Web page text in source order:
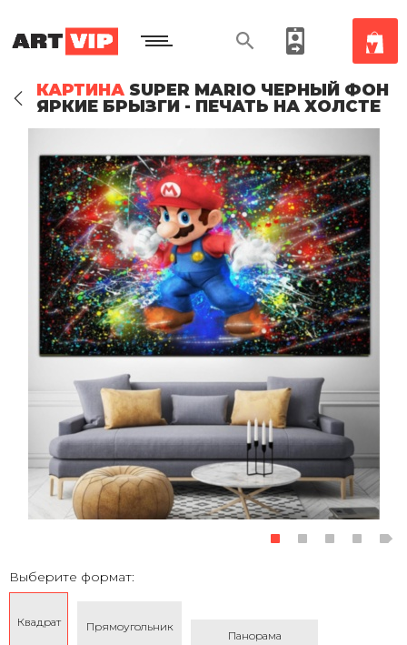
КАРТИНА SUPER MARIO ЧЕРНЫЙ ФОН
ЯРКИЕ БРЫЗГИ - ПЕЧАТЬ НА ХОЛСТЕ
Выберите формат:
Квадрат Прямоугольник
Панорама